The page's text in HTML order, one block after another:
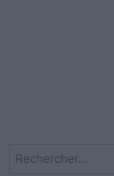
Rechercher :